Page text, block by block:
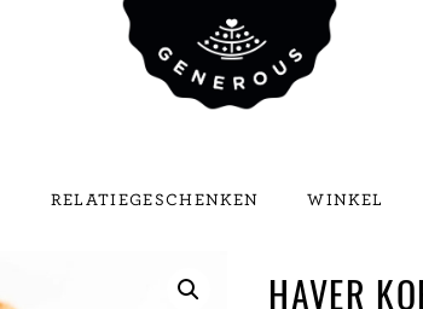
RELATIEGESCHENKEN WINKEL
HAVER